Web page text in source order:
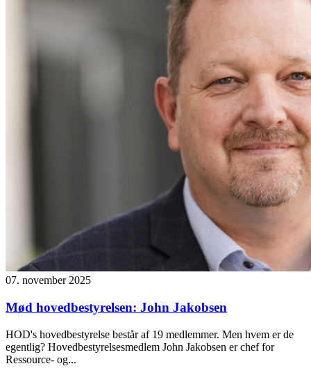
07. november 2025
Mød hovedbestyrelsen: John Jakobsen
HOD's hovedbestyrelse består af 19 medlemmer. Men hvem er de
egentlig? Hovedbestyrelsesmedlem John Jakobsen er chef for
Ressource- og...